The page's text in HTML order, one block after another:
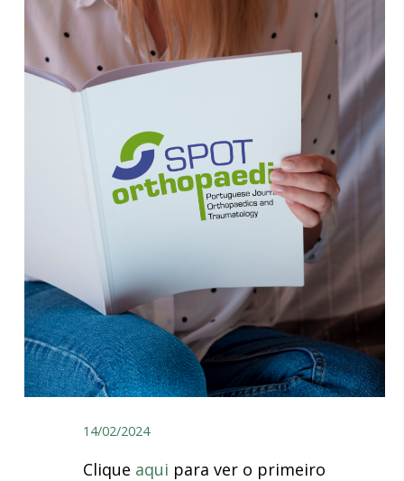
14/02/2024
Clique aqui para ver o primeiro